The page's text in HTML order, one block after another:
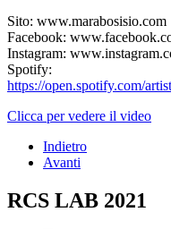
Sito: www.marabosisio.com
Facebook:
Instagram:
Spotify:
https://open.spotify.com/
Clicca per vedere il video
Indietro
Avanti
RCS LAB 2021